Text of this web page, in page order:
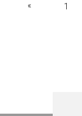
« 1